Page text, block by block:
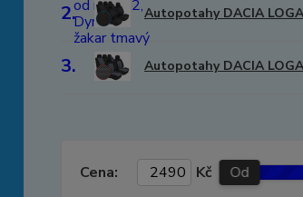
2. Autopotahy DACIA
3. Autopotahy DACIA
Cena: Kč Od